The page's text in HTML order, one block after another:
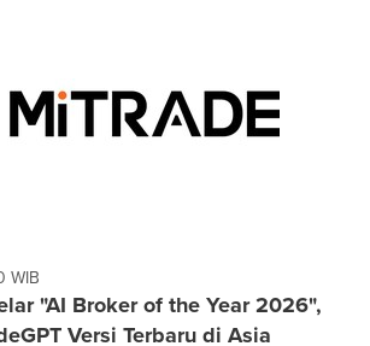
WIB
"AI Broker of the Year 2026",
Versi Terbaru di Asia